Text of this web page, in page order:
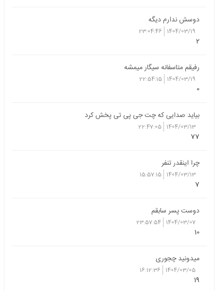
دوسش ندارم دیگه
1404/03/19
23:04:46
2
رفیقم متاسفانه سیگار میمشه
1404/03/19
22:54:15
0
بیاید صدایی که چت جی پی تی پخش کرد
1404/03/13
22:47:05
77
چرا اینقدر تنفر
1404/03/13
15:57:15
7
دوست پسر سابقم
1404/03/07
23:57:54
10
میدونید چجوری
1404/03/05
16:12:36
19